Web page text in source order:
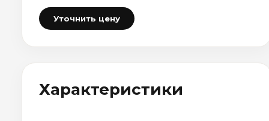
Уточнить цену
Характеристики